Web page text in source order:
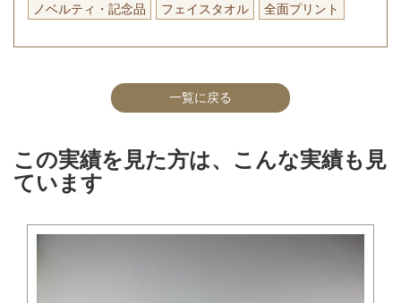
ノベルティ・記念品 フェイスタオル 全面プリント
一覧に戻る
この実績を見た方は、こんな実績も見
ています